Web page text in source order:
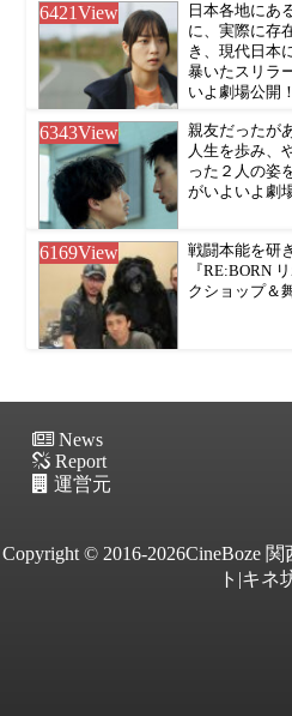
6421View
日本各地にあ
に、実際に存
き、現代日本
暴いたスリラ
いよ劇場公開！
6343View
親友だったが
人生を歩み、
った２人の姿
がいよいよ劇
6169View
戦闘本能を研
『RE:BORN
クショップ＆
News
Report
運営元
Copyright © 2016-2026CineBoze
ト|キネ